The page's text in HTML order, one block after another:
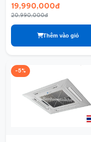
19,990,000đ
20,990,000đ
Thêm vào giỏ
-5%